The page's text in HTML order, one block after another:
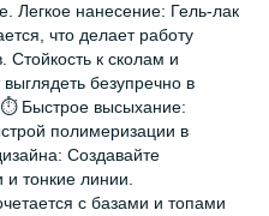
Легкое нанесение: Гель-лак
что делает работу
к сколам и
безупречно в
⏱️ Быстрое высыхание:
полимеризации в
Создавайте
тонкие линии.
с базами и топами